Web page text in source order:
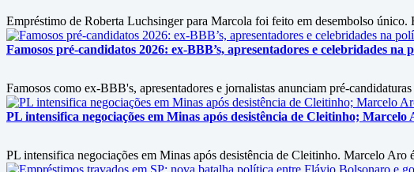
Empréstimo de Roberta Luchsinger para Marcola foi feito em desembolso único.
Famosos pré-candidatos 2026: ex-BBB’s, apresentadores e celebridades na
Famosos como ex-BBB's, apresentadores e jornalistas anunciam pré-
PL intensifica negociações em Minas após desistência de Cleitinho;
PL intensifica negociações em Minas após desistência de Cleitinho. Marcelo